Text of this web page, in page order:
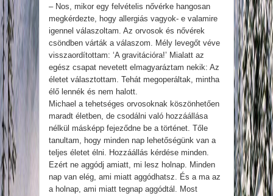
– Nos, mikor egy felvételis nővérke hangosan
megkérdezte, hogy allergiás vagyok- e valamire
igennel válaszoltam. Az orvosok és nővérek
csöndben várták a válaszom. Mély levegőt véve
visszaordítottam: ‘A gravitációra!’ Mialatt az
egész csapat nevetett elmagyaráztam nekik: Az
életet választottam. Tehát megoperáltak, mintha
élő lennék és nem halott.
Michael a tehetséges orvosoknak köszönhetően
maradt életben, de csodálni való hozzáállása
nélkül másképp fejeződne be a történet. Tőle
tanultam, hogy minden nap lehetőségünk van a
teljes életet élni. Hozzáállás kérdése minden.
Ezért ne aggódj amiatt, mi lesz holnap. Minden
nap van elég, ami miatt aggódhatsz. És a ma az
a holnap, ami miatt tegnap aggódtál. Most